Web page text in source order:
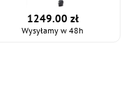
1249.00 zł
Wysyłamy w 48h